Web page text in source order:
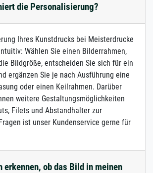
die Personalisierung?
Ihres Kunstdrucks bei Meisterdrucke
Wählen Sie einen Bilderrahmen,
Bildgröße, entscheiden Sie sich für ein
ergänzen Sie je nach Ausführung eine
oder einen Keilrahmen. Darüber
weitere Gestaltungsmöglichkeiten
Filets und Abstandhalter zur
ist unser Kundenservice gerne für
erkennen, ob das Bild in meinen